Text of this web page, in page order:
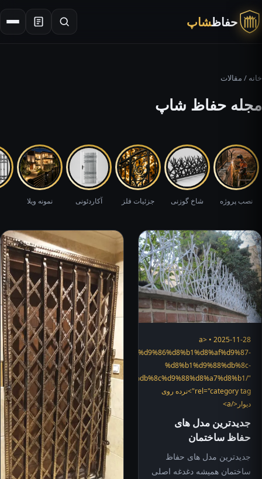
حفاظشاپ
خانه / مقالات
مجله حفاظ شاپ
نصب پروژه شاخ گوزنی جزئیات فلز آکاردئونی نمونه ویلا
2025-11-28 • <a
hefazshop.com/category/services/%d9%86%d8%b1%d8%af%d9%87-
%d8%b1%d9%88%db%8c-
%d8%af%db%8c%d9%88%d8%a7%d8%b1/"
rel="category tag">نرده روی
دیوار</a>
جدیدترین مدل های
حفاظ ساختمان
جدیدترین مدل های حفاظ
ساختمان همیشه دغدغه اصلی